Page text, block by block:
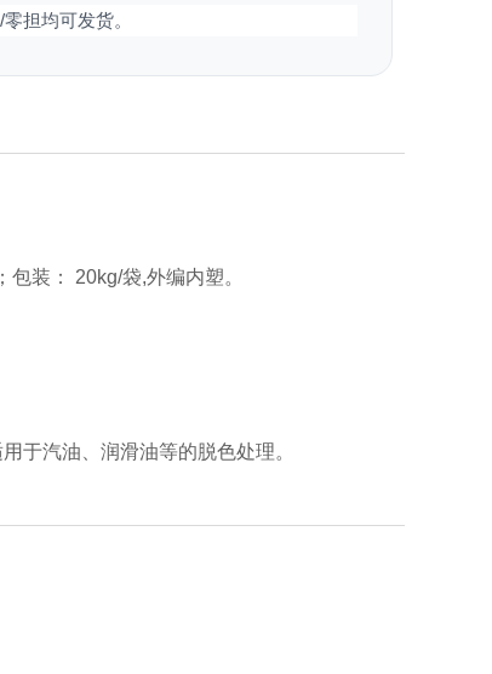
担均可发货。
装： 20kg/袋,外编内塑。
于汽油、润滑油等的脱色处理。